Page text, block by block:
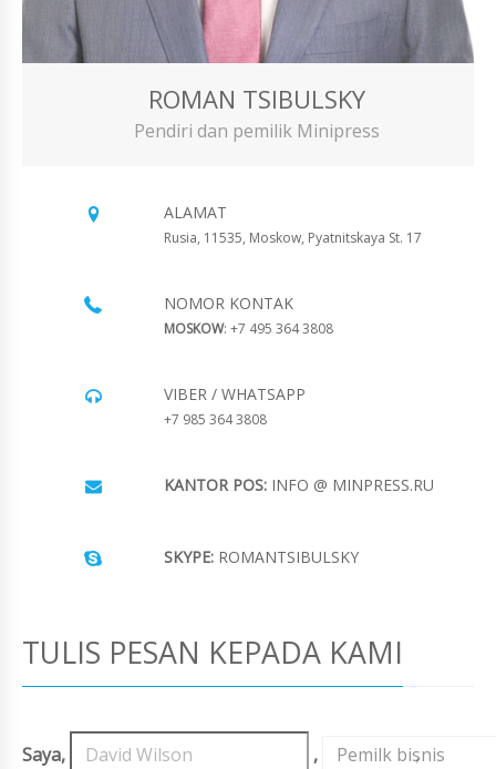
ROMAN TSIBULSKY
Pendiri dan pemilik Minipress
ALAMAT
Rusia, 11535, Moskow, Pyatnitskaya St. 17
NOMOR KONTAK
MOSKOW: +7 495 364 3808
VIBER / WHATSAPP
+7 985 364 3808
KANTOR POS: INFO @ MINPRESS.RU
SKYPE: ROMANTSIBULSKY
TULIS PESAN KEPADA KAMI
Saya, , Pemilk bisnis
,